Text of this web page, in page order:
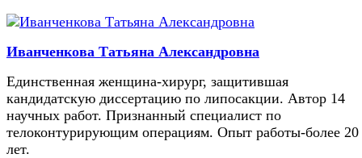
Иванченкова Татьяна Александровна
Единственная женщина-хирург, защитившая
кандидатскую диссертацию по липосакции. Автор 14
научных работ. Признанный специалист по
телоконтурирующим операциям. Опыт работы-более 20
лет.